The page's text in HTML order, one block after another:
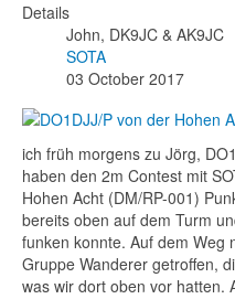
Details
John, DK9JC & AK9JC
SOTA
03 October 2017
ich früh morgens zu Jörg,
haben den 2m Contest mit
Hohen Acht (DM/RP-001)
bereits oben auf dem Turm
funken konnte. Auf dem Weg
Gruppe Wanderer getroffen,
was wir dort oben vor hatten.